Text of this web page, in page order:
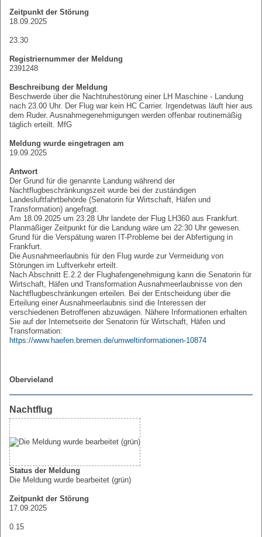
Zeitpunkt der Störung
18.09.2025
23.30
Registriernummer der Meldung
2391248
Beschreibung der Meldung
Beschwerde über die Nachtruhestörung einer LH Maschine - Landung
nach 23.00 Uhr. Der Flug war kein HC Carrier. Irgendetwas läuft hier aus
dem Ruder. Ausnahmegenehmigungen werden offenbar routinemäßig
täglich erteilt. MfG
Meldung wurde eingetragen am
19.09.2025
Antwort
Der Grund für die genannte Landung während der
Nachtflugbeschränkungszeit wurde bei der zuständigen
Landesluftfahrtbehörde (Senatorin für Wirtschaft, Häfen und
Transformation) angefragt.
Am 18.09.2025 um 23:28 Uhr landete der Flug LH360 aus Frankfurt.
Planmäßiger Zeitpunkt für die Landung wäre um 22:30 Uhr gewesen.
Grund für die Verspätung waren IT-Probleme bei der Abfertigung in
Frankfurt.
Die Ausnahmeerlaubnis für den Flug wurde zur Vermeidung von
Störungen im Luftverkehr erteilt.
Nach Abschnitt E.2.2 der Flughafengenehmigung kann die Senatorin für
Wirtschaft, Häfen und Transformation Ausnahmeerlaubnisse von den
Nachtflugbeschränkungen erteilen. Bei der Entscheidung über die
Erteilung einer Ausnahmeerlaubnis sind die Interessen der
verschiedenen Betroffenen abzuwägen. Nähere Informationen erhalten
Sie auf der Internetseite der Senatorin für Wirtschaft, Häfen und
Transformation:
https://www.haefen.bremen.de/umweltinformationen-10874
Obervieland
Nachtflug
Status der Meldung
Die Meldung wurde bearbeitet (grün)
Zeitpunkt der Störung
17.09.2025
0.15